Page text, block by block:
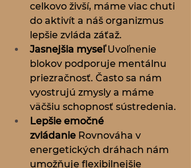
celkovo živší, máme viac chuti
do aktivít a náš organizmus
lepšie zvláda záťaž.
Jasnejšia myseľ Uvoľnenie
blokov podporuje mentálnu
priezračnosť. Často sa nám
vyostrujú zmysly a máme
väčšiu schopnosť sústredenia.
Lepšie emočné
zvládanie Rovnováha v
energetických dráhach nám
umožňuje flexibilnejšie